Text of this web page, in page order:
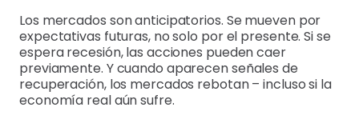
Los mercados son anticipatorios. Se mueven por
expectativas futuras, no solo por el presente. Si se
espera recesión, las acciones pueden caer
previamente. Y cuando aparecen señales de
recuperación, los mercados rebotan – incluso si la
economía real aún sufre.